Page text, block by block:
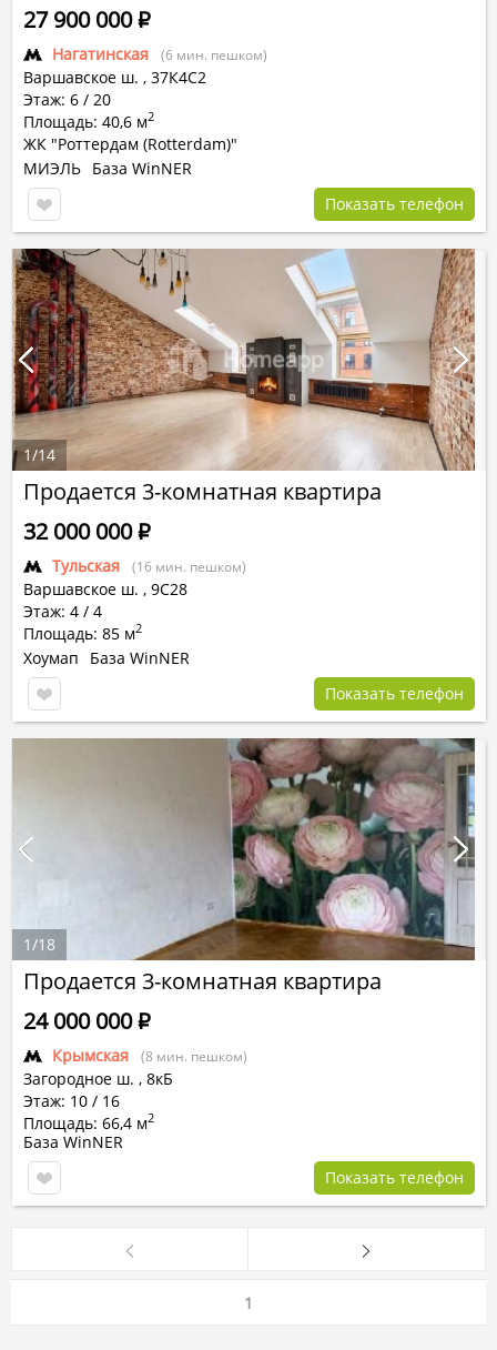
Нагатинская (6 мин. пешком)
Варшавское ш. , 37К4С2
Этаж: 6 / 20
Площадь: 40,6 м2
ЖК "Роттердам (Rotterdam)"
27 900 000Р
МИЭЛЬ База WinNER
Показать телефон
Продается 3-комнатная квартира
Тульская (16 мин. пешком)
Варшавское ш. , 9С28
Этаж: 4 / 4
Площадь: 85 м2
32 000 000Р
Хоумап
База WinNER
Показать телефон
1/14
Продается 3-комнатная квартира
Крымская (8 мин. пешком)
Загородное ш. , 8кБ
Этаж: 10 / 16
Площадь: 66,4 м2
24 000 000Р
База WinNER
Показать телефон
1/18
1